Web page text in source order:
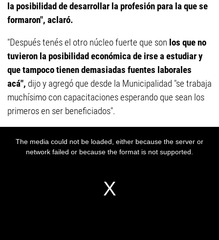
la posibilidad de desarrollar la profesión para la que se
formaron", aclaró.
"Después tenés el otro núcleo fuerte que son los que no
tuvieron la posibilidad económica de irse a estudiar y
que tampoco tienen demasiadas fuentes laborales
acá", dijo y agregó que desde la Municipalidad "se trabaja
muchísimo con capacitaciones esperando que sean los
primeros en ser beneficiados".